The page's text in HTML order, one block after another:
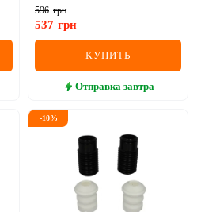
596 грн
537 грн
КУПИТЬ
Отправка завтра
-10%